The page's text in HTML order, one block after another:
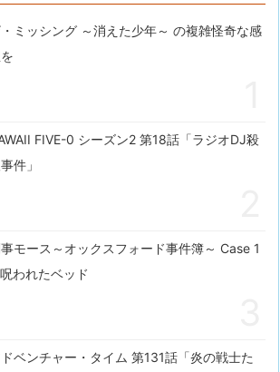
ミッシング ～消えた少年～ の複雑怪奇な感
FIVE-0 シーズン2 第18話「ラジオDJ殺
件」
モース～オックスフォード事件簿～ Case 1
われたベッド
ベンチャー・タイム 第131話「炎の戦士た